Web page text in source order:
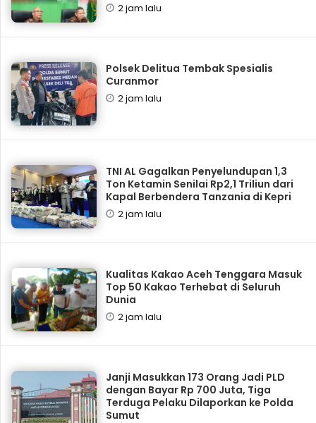
2 jam lalu
Polsek Delitua Tembak Spesialis
Curanmor
2 jam lalu
TNI AL Gagalkan Penyelundupan 1,3
Ton Ketamin Senilai Rp2,1 Triliun dari
Kapal Berbendera Tanzania di Kepri
2 jam lalu
Kualitas Kakao Aceh Tenggara Masuk
Top 50 Kakao Terhebat di Seluruh
Dunia
2 jam lalu
Janji Masukkan 173 Orang Jadi PLD
dengan Bayar Rp 700 Juta, Tiga
Terduga Pelaku Dilaporkan ke Polda
Sumut